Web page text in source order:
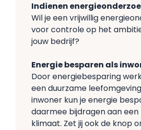
Indienen
Wil je een vrijwillig
voor controle op het
jouw bedrijf?
Energie besparen als
Door energiebesparing
een duurzame
inwoner kun je energie
daarmee bijdragen aan
klimaat. Zet jij ook de knop